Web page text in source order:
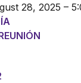
28, 2025 –